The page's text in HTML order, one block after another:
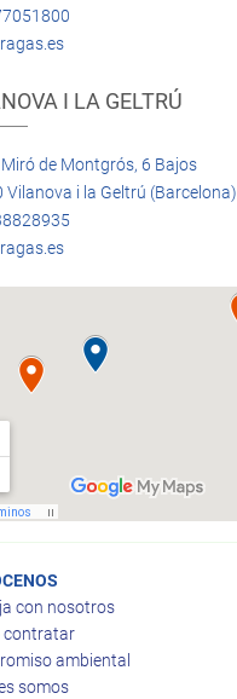
I LA GELTRÚ
de Montgrós, 6 Bajos
Vilanova i la Geltrú (Barcelona)
con nosotros
contratar
ambiental
somos